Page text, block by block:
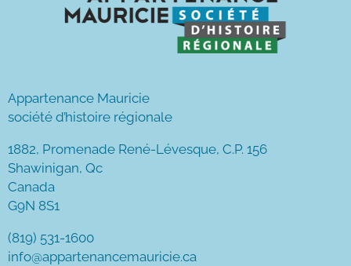
Appartenance Mauricie
société d’histoire régionale
1882, Promenade René-Lévesque, C.P. 156
Shawinigan, Qc
Canada
G9N 8S1
(819) 531-1600
info@appartenancemauricie.ca